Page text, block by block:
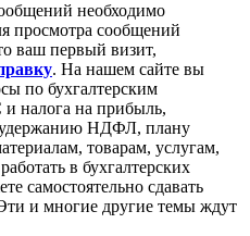
необходимо
просмотра сообщений
ваш первый визит,
. На нашем сайте вы
по бухгалтерским
налога на прибыль,
удержанию НДФЛ, плану
товарам, услугам,
в бухгалтерских
самостоятельно сдавать
и многие другие темы ждут